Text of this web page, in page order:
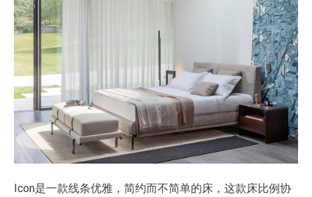
Icon是一款线条优雅，简约而不简单的床，这款床比例协